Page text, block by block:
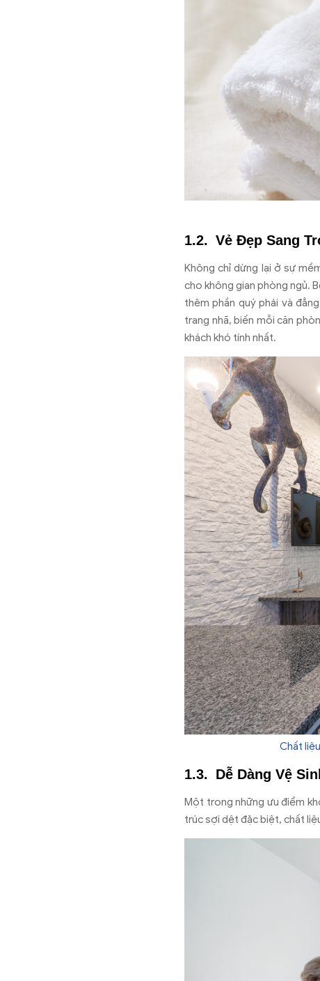
Vẻ Đẹp Sang
Không chỉ dừng lại ở sự
cho không gian phòng ngủ.
thêm phần quý phái và
trang nhã, biến mỗi căn
khách khó tính nhất.
Chất
Dễ Dàng Vệ
Một trong những ưu điểm
trúc sợi dệt đặc biệt, chất